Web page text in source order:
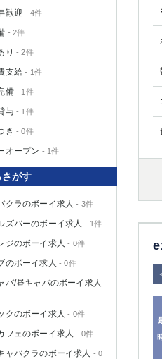
歓迎 - 4件
- 2件
り - 2件
支給 - 1件
備- 1件
与- 1件
き - 0件
オープン - 1件
がす
クラのボーイ求人 - 3件
ズバーのボーイ求人 - 1件
ジのボーイ求人 - 0件
のボーイ求人 - 0件
バ/昼キャバのボーイ求人
クのボーイ求人 - 0件
フェのボーイ求人 - 0件
ャバクラのボーイ求人 - 0
千葉県
茨城県